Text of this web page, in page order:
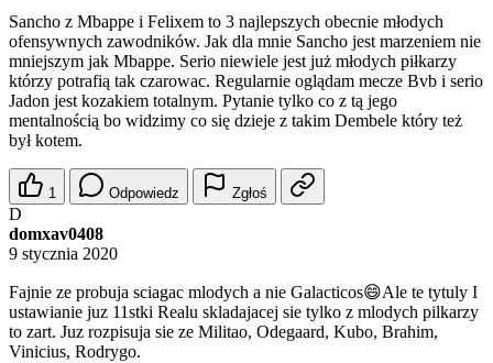
Sancho z Mbappe i Felixem to 3 najlepszych obecnie młodych
ofensywnych zawodników. Jak dla mnie Sancho jest marzeniem nie
mniejszym jak Mbappe. Serio niewiele jest już młodych piłkarzy
którzy potrafią tak czarowac. Regularnie oglądam mecze Bvb i serio
Jadon jest kozakiem totalnym. Pytanie tylko co z tą jego
mentalnością bo widzimy co się dzieje z takim Dembele który też
był kotem.
1 Odpowiedz Zgłoś
D
domxav0408
9 stycznia 2020
Fajnie ze probuja sciagac mlodych a nie Galacticos😄Ale te tytuly I
ustawianie juz 11stki Realu skladajacej sie tylko z mlodych pilkarzy
to zart. Juz rozpisuja sie ze Militao, Odegaard, Kubo, Brahim,
Vinicius, Rodrygo.